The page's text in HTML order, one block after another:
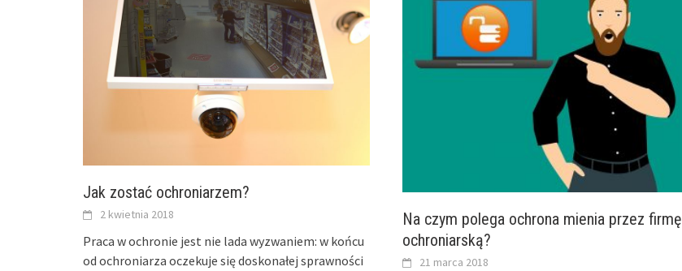
Jak zostać ochroniarzem?
2 kwietnia 2018
Praca w ochronie jest nie lada wyzwaniem: w końcu
od ochroniarza oczekuje się doskonałej sprawności
Na czym polega ochrona mienia przez firmę
ochroniarską?
21 marca 2018